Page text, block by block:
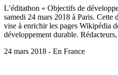
L’éditathon « Objectifs de
samedi 24 mars 2018 à Paris.
vise à enrichir les pages Wikipédia
développement durable.
24 mars 2018 - En France